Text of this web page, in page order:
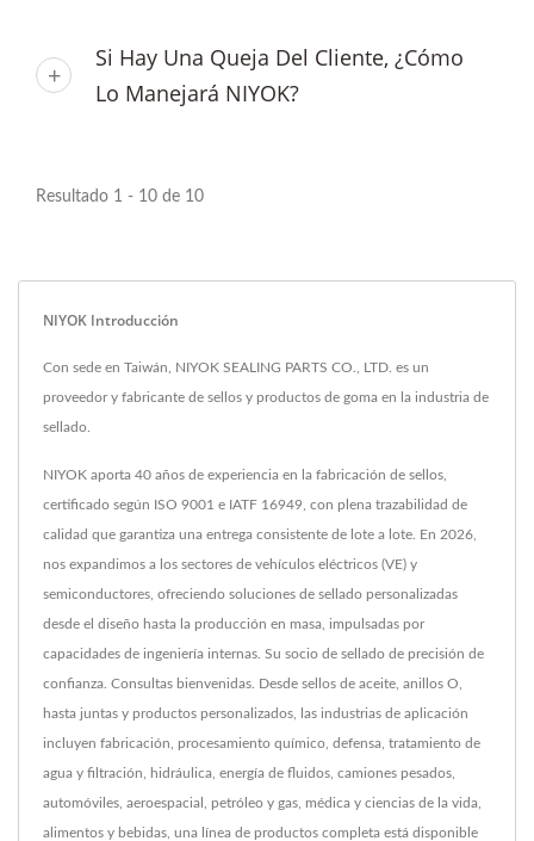
Si Hay Una Queja Del Cliente, ¿cómo
Lo Manejará NIYOK?
Resultado 1 - 10 de 10
NIYOK Introducción
Con sede en Taiwán, NIYOK SEALING PARTS CO., LTD. es un
proveedor y fabricante de sellos y productos de goma en la industria de
sellado.
NIYOK aporta 40 años de experiencia en la fabricación de sellos,
certificado según ISO 9001 e IATF 16949, con plena trazabilidad de
calidad que garantiza una entrega consistente de lote a lote. En 2026,
nos expandimos a los sectores de vehículos eléctricos (VE) y
semiconductores, ofreciendo soluciones de sellado personalizadas
desde el diseño hasta la producción en masa, impulsadas por
capacidades de ingeniería internas. Su socio de sellado de precisión de
confianza. Consultas bienvenidas. Desde sellos de aceite, anillos O,
hasta juntas y productos personalizados, las industrias de aplicación
incluyen fabricación, procesamiento químico, defensa, tratamiento de
agua y filtración, hidráulica, energía de fluidos, camiones pesados,
automóviles, aeroespacial, petróleo y gas, médica y ciencias de la vida,
alimentos y bebidas, una línea de productos completa está disponible